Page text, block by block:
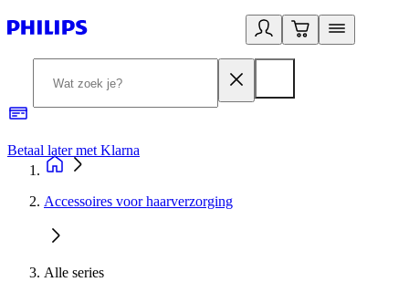
Betaal later met Klarna
Accessoires voor haarverzorging
Alle series